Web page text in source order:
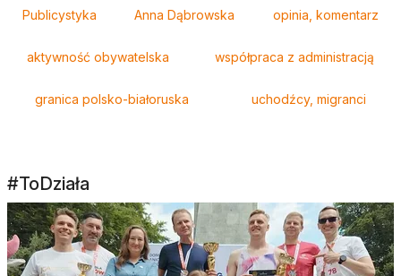
Publicystyka Anna Dąbrowska opinia, komentarz
aktywność obywatelska współpraca z administracją
granica polsko-białoruska uchodźcy, migranci
#ToDziała